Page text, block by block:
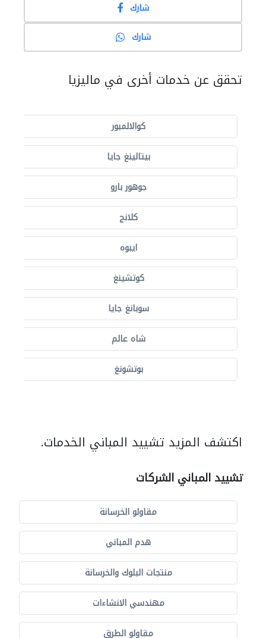
شارك
شارك
تحقق عن خدمات أخرى في ماليزيا
كوالالمبور
بيتالينغ جايا
جوهور بارو
كلانج
ايبوه
كوتشينغ
سوبانغ جايا
شاه عالم
بوتشونغ
اكتشف المزيد تشييد المباني الخدمات.
تشييد المباني الشركات
مقاولو الخرسانة
هدم المباني
منتجات البلوك والخرسانة
مهندسي الانشاءات
مقاولو الطرق